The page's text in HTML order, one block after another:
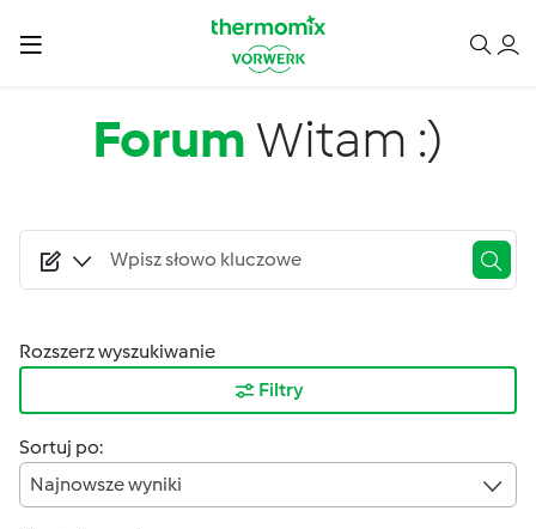
Forum Witam :)
Rozszerz wyszukiwanie
Filtry
Sortuj po:
Najnowsze wyniki